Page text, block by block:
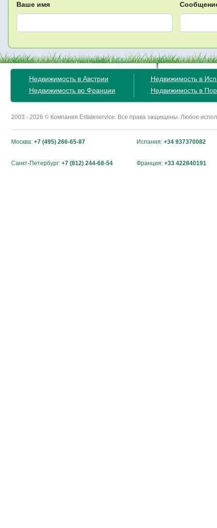
Ваше имя
Недвижимость в Австрии
Недвижимость во Франции
Недвижимость в
Недвижимость в
2003 - 2026 © Компания Estateservice. Все права защищены. Любое
Москва: +7 (495) 266-65-87 Испания: +34 937370082
Санкт-Петербург: +7 (812) 244-68-54 Франция: +33 422840191